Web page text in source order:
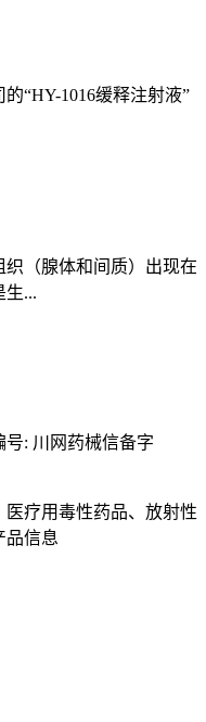
“HY-1016缓释注射液”
（腺体和间质）出现在
生...
: 川网药械信备字
疗用毒性药品、放射性
品信息